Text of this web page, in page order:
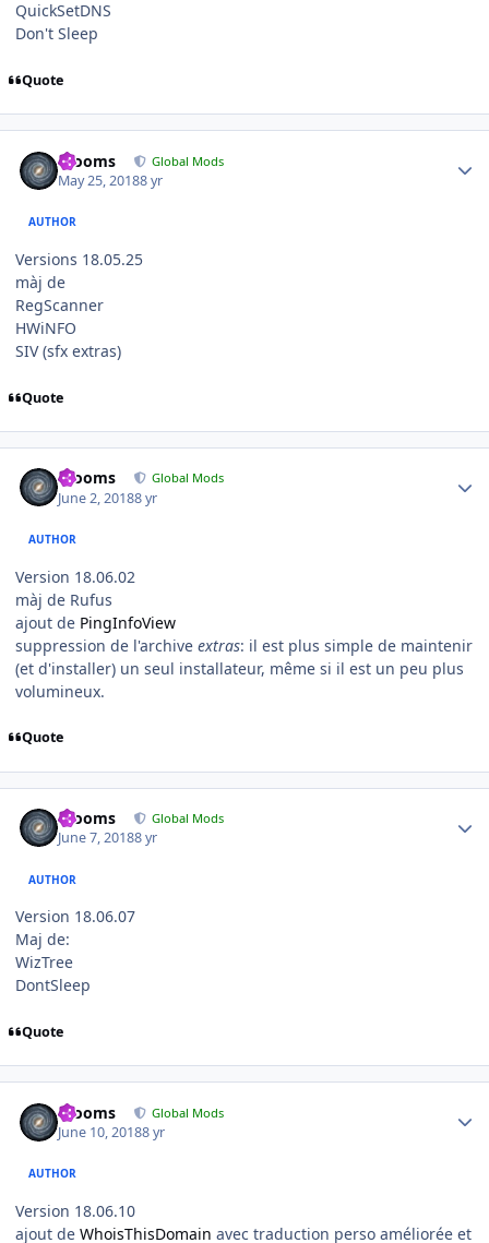
QuickSetDNS
Don't Sleep
Quote
mooms Global Mods
May 25, 20188 yr
AUTHOR
Versions 18.05.25
màj de
RegScanner
HWiNFO
SIV (sfx extras)
Quote
mooms Global Mods
June 2, 20188 yr
AUTHOR
Version 18.06.02
màj de Rufus
ajout de PingInfoView
suppression de l'archive extras: il est plus simple de maintenir
(et d'installer) un seul installateur, même si il est un peu plus
volumineux.
Quote
mooms Global Mods
June 7, 20188 yr
AUTHOR
Version 18.06.07
Maj de:
WizTree
DontSleep
Quote
mooms Global Mods
June 10, 20188 yr
AUTHOR
Version 18.06.10
ajout de WhoisThisDomain avec traduction perso améliorée et